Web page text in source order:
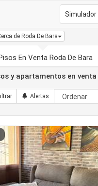
de Roda De Bara
En Venta Roda De Bara
y apartamentos en venta